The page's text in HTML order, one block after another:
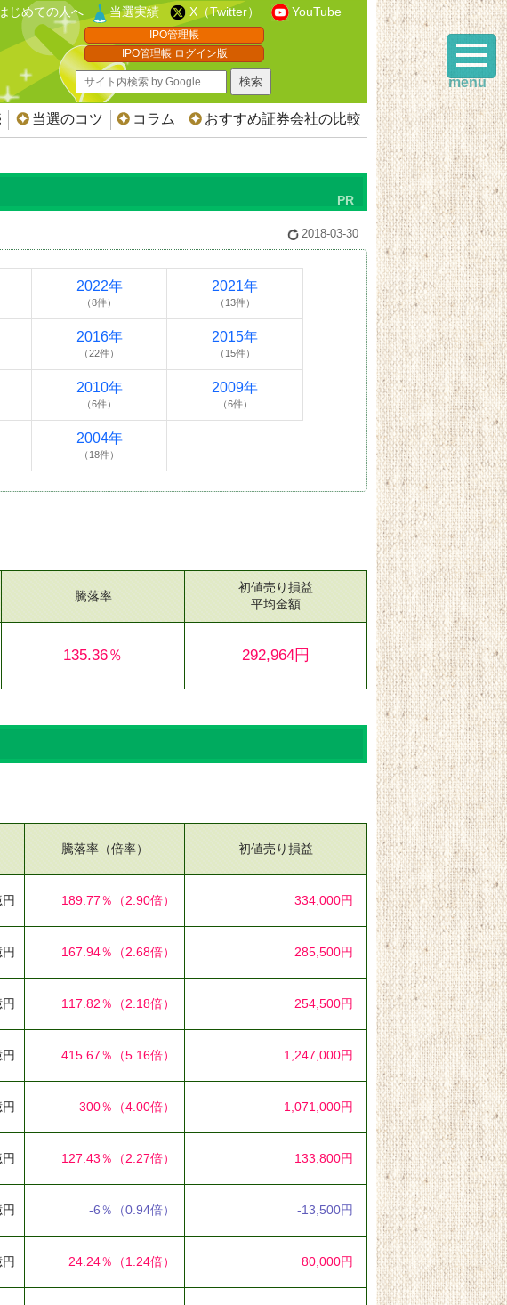
じめての人へ 当選実績 X（Twitter） YouTube
IPO管理帳
IPO管理帳 ログイン版
当選のコツ コラム おすすめ証券会社の比較
2018-03-30
2022年
（8件）
2021年
（13件）
2016年
（22件）
2015年
（15件）
2010年
（6件）
2009年
（6件）
2004年
（18件）
騰落率
135.36％
初値売り損益
平均金額
292,964円
騰落率（倍率） 初値売り損益
189.77％ （2.90倍） 334,000円
167.94％ （2.68倍） 285,500円
117.82％ （2.18倍） 254,500円
415.67％ （5.16倍） 1,247,000円
300％ （4.00倍） 1,071,000円
127.43％ （2.27倍） 133,800円
-6％ （0.94倍） -13,500円
24.24％ （1.24倍） 80,000円
menu